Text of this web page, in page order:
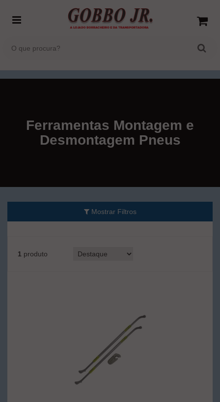
Ferramentas Montagem e
Desmontagem Pneus
Mostrar Filtros
1 produto